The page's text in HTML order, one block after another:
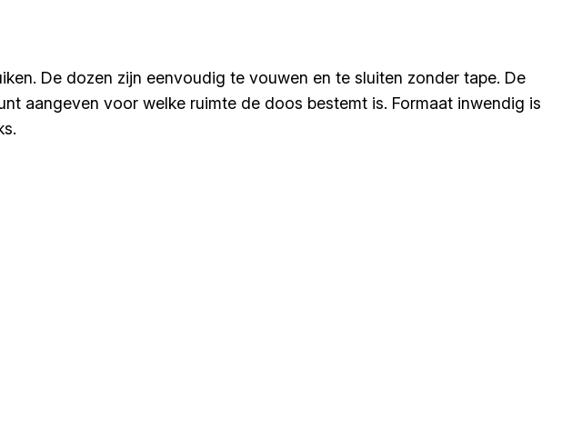
De dozen zijn eenvoudig te vouwen en te sluiten zonder tape. De
aangeven voor welke ruimte de doos bestemt is. Formaat inwendig is